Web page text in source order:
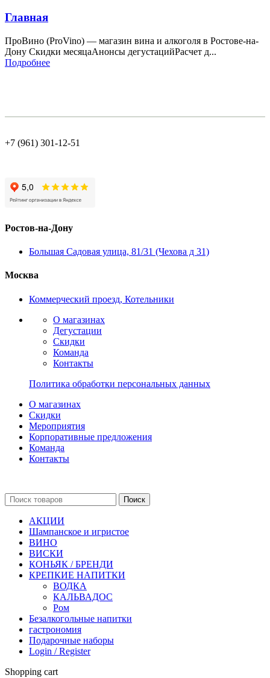
Главная
ПроВино (ProVino) — магазин вина и алкоголя в Ростове-на-
Дону Скидки месяцаАнонсы дегустацийРасчет д...
Подробнее
+7 (961) 301-12-51
Ростов-на-Дону
Большая Садовая улица, 81/31 (Чехова д 31)
Москва
Коммерческий проезд, Котельники
О магазинах
Дегустации
Скидки
Команда
Контакты
Политика обработки персональных данных
О магазинах
Скидки
Мероприятия
Корпоративные предложения
Команда
Контакты
Поиск
АКЦИИ
Шампанское и игристое
ВИНО
ВИСКИ
КОНЬЯК / БРЕНДИ
КРЕПКИЕ НАПИТКИ
ВОДКА
КАЛЬВАДОС
Ром
Безалкогольные напитки
гастрономия
Подарочные наборы
Login / Register
Shopping cart